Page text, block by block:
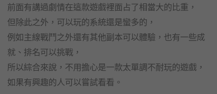
前面有講過劇情在這款遊戲裡面占了相當大的比重，
但除此之外，可以玩的系統還是蠻多的，
例如主線戰鬥之外還有其他副本可以體驗，也有一些成
就、排名可以挑戰，
所以綜合來說，不用擔心是一款太單調不耐玩的遊戲，
如果有興趣的人可以嘗試看看。